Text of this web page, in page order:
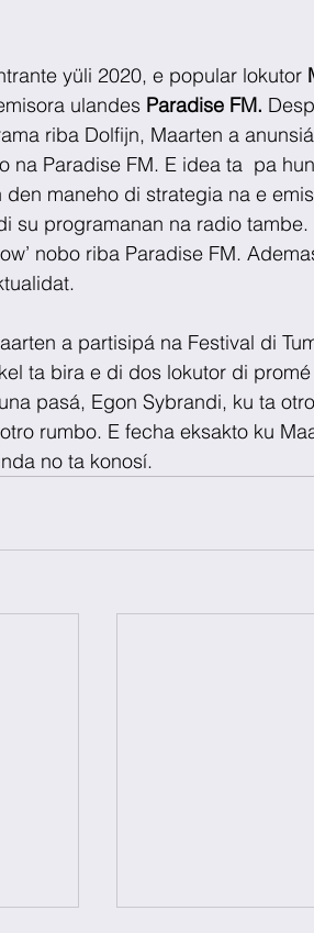
yüli 2020, e popular lokutor
ulandes Paradise FM.
riba Dolfijn, Maarten a
na Paradise FM. E idea ta  pa
den maneho di strategia na e
su programanan na radio
nobo riba Paradise FM.
a partisipá na Festival di
ta bira e di dos lokutor di
pasá, Egon Sybrandi, ku ta
rumbo. E fecha eksakto ku
no ta konosí.